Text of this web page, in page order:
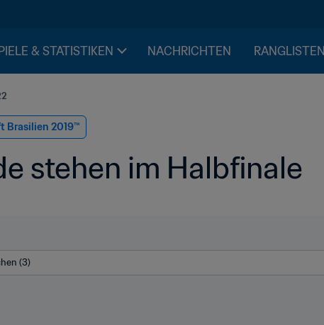
& STATISTIKEN NACHRICHTEN RANGLISTEN
Brasilien 2019™
stehen im Halbfinale
(3)